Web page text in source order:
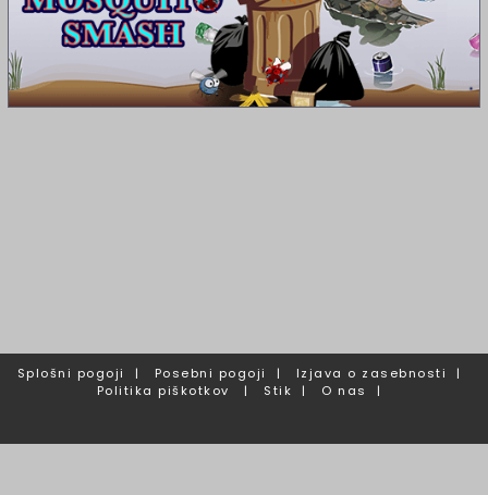
Splošni pogoji | Posebni pogoji | Izjava o zasebnosti
|
Politika piškotkov
| Stik | O nas |